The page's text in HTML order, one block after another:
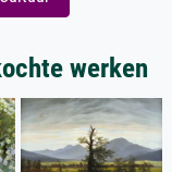
werken